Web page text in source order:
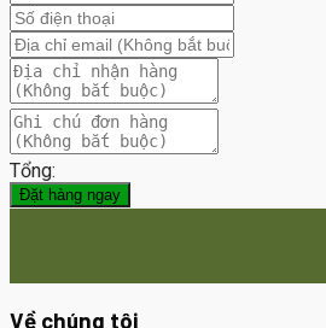
Tổng:
Đặt hàng ngay
Về chúng tôi